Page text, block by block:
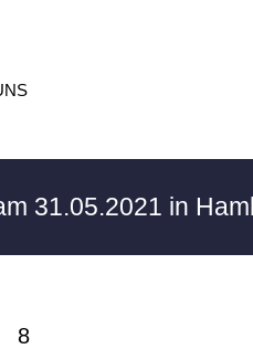
31.05.2021 in
8